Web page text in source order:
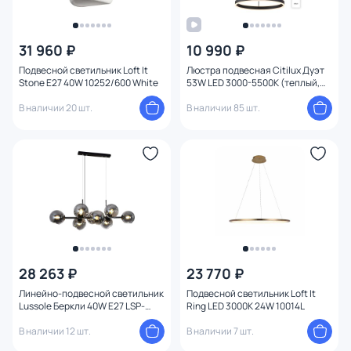
31 960 ₽
Подвесной светильник Loft It
Stone E27 40W 10252/600 White
В наличии 20 шт.
10 990 ₽
Люстра подвесная Citilux Дуэт
53W LED 3000-5500К (теплый,
В наличии 85 шт.
28 263 ₽
Линейно-подвесной светильник
Lussole Беркли 40W E27 LSP-
В наличии 12 шт.
23 770 ₽
Подвесной светильник Loft It
Ring LED 3000K 24W 10014L
В наличии 7 шт.